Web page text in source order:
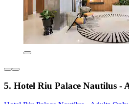
5. Hotel Riu Palace Nautilus -